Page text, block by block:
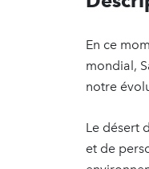
En ce
mondial,
notre
Le désert
et de